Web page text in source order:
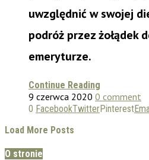
uwzględnić w swojej
podróż przez żołądek
emeryturze.
Continue Reading
9 czerwca 2020 0 comment
0 FacebookTwitterPinterest
Load More Posts
O stronie